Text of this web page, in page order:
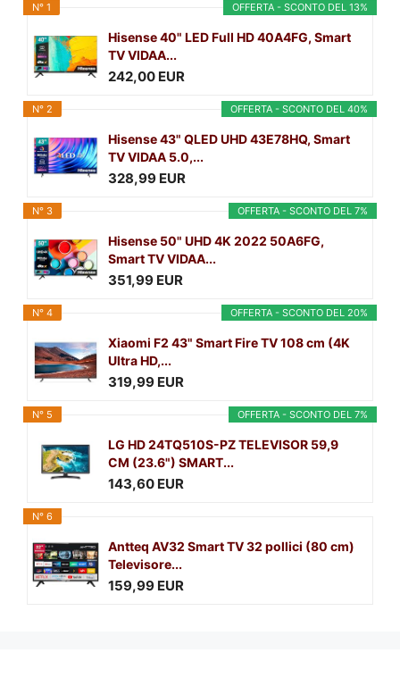
OFFERTA - SCONTO DEL 13%
N° 1
Hisense 40" LED Full HD 40A4FG, Smart
TV VIDAA...
242,00 EUR
OFFERTA - SCONTO DEL 40%
N° 2
Hisense 43" QLED UHD 43E78HQ, Smart
TV VIDAA 5.0,...
328,99 EUR
OFFERTA - SCONTO DEL 7%
N° 3
Hisense 50" UHD 4K 2022 50A6FG,
Smart TV VIDAA...
351,99 EUR
OFFERTA - SCONTO DEL 20%
N° 4
Xiaomi F2 43" Smart Fire TV 108 cm (4K
Ultra HD,...
319,99 EUR
OFFERTA - SCONTO DEL 7%
N° 5
LG HD 24TQ510S-PZ TELEVISOR 59,9
CM (23.6") SMART...
143,60 EUR
N° 6
Antteq AV32 Smart TV 32 pollici (80 cm)
Televisore...
159,99 EUR